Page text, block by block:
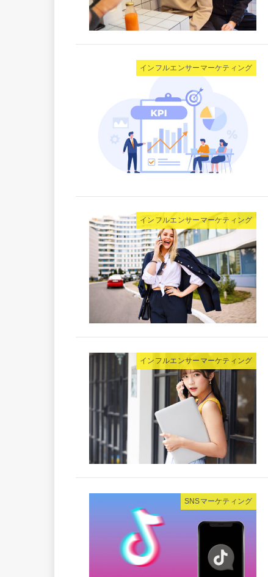
インフルエンサーマーケティング
インフルエンサーマーケティング
インフルエンサーマーケティング
SNSマーケティング